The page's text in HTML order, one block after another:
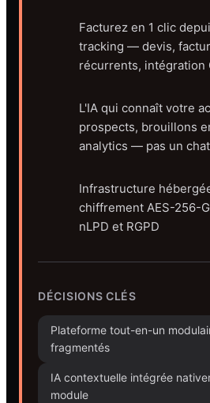
Facturez en 1 clic
tracking — devis,
récurrents, intégration
L'IA qui connaît votre
prospects, brouillons
analytics — pas un
Infrastructure
chiffrement AES-256-
nLPD et RGPD
DÉCISIONS CLÉS
Plateforme tout-en-un
fragmentés
IA contextuelle intégrée
module